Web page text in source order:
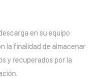
en su equipo
la finalidad de almacenar
y recuperados por la